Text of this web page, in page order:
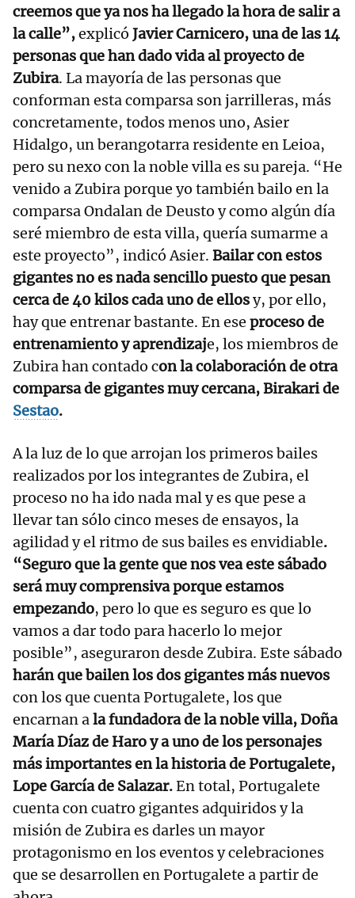
creemos que ya nos ha llegado la hora de salir a
la calle”,explicó Javier Carnicero, una de las 14
personas que han dado vida al proyecto de
Zubira. La mayoría de las personas que
conforman esta comparsa son jarrilleras, más
concretamente, todos menos uno, Asier
Hidalgo, un berangotarra residente en Leioa,
pero su nexo con la noble villa es su pareja. “He
venido a Zubira porque yo también bailo en la
comparsa Ondalan de Deusto y como algún día
seré miembro de esta villa, quería sumarme a
este proyecto”, indicó Asier. Bailar con estos
gigantes no es nada sencillo puesto que pesan
cerca de 40 kilos cada uno de ellosy, por ello,
hay que entrenar bastante. En ese proceso de
entrenamiento y aprendizaje, los miembros de
Zubira han contado con la colaboración de otra
comparsa de gigantes muy cercana, Birakari de
Sestao.
A la luz de lo que arrojan los primeros bailes
realizados por los integrantes de Zubira, el
proceso no ha ido nada mal y es que pese a
llevar tan sólo cinco meses de ensayos, la
agilidad y el ritmo de sus bailes es envidiable.
“Seguro que la gente que nos vea este sábado
será muy comprensiva porque estamos
empezando, pero lo que es seguro es que lo
vamos a dar todo para hacerlo lo mejor
posible”, aseguraron desde Zubira. Este sábado
harán que bailen los dos gigantes más nuevos
con los que cuenta Portugalete, los que
encarnan ala fundadora de la noble villa, Doña
María Díaz de Haro y a uno de los personajes
más importantes en la historia de Portugalete,
Lope García de Salazar.En total, Portugalete
cuenta con cuatro gigantes adquiridos y la
misión de Zubira es darles un mayor
protagonismo en los eventos y celebraciones
que se desarrollen en Portugalete a partir de